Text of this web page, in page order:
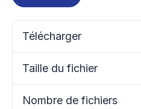
Télécharger
Taille du fichier
Nombre de fichiers